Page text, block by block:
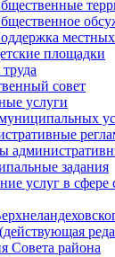
площадки
совет
услуги
задания
услуг в сфере
Совета района